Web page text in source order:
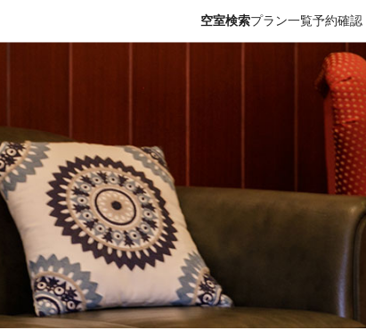
空室検索プラン一覧予約確認